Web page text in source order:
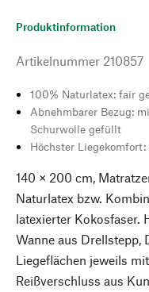
Produktinformation
Artikelnummer 210857
100% Naturlatex: fair
Abnehmbarer Bezug:
Schurwolle gefüllt
Höchster
140 × 200 cm,
Naturlatex bzw.
latexierter Kokosfaser.
Wanne aus Drellstepp,
Liegeflächen jeweils
Reißverschluss aus